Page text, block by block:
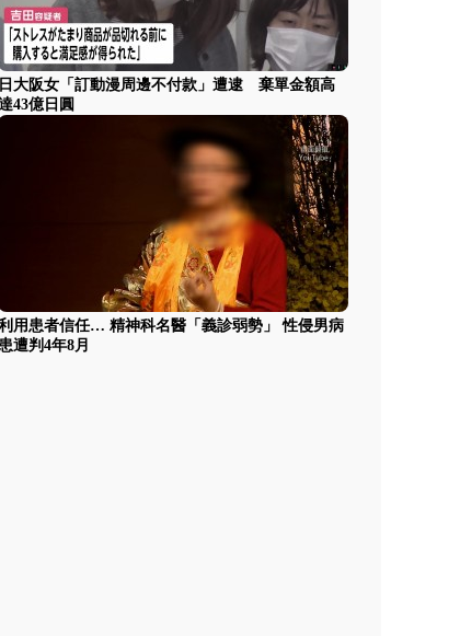
日大阪女「訂動漫周邊不付款」遭逮 棄單金額高
43億日圓
用患者信任… 精神科名醫「義診弱勢」 性侵男病
遭判4年8月